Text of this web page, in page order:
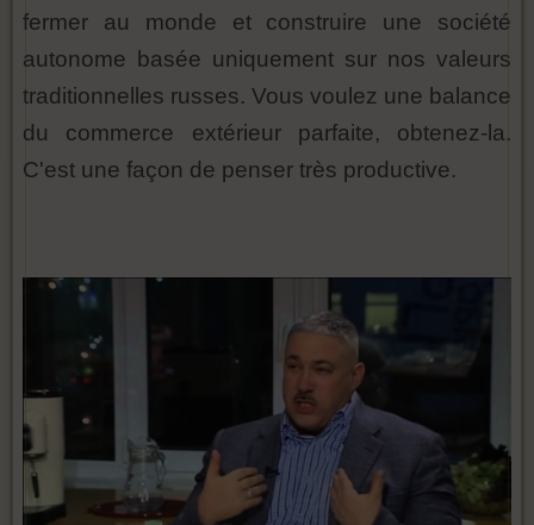
fermer au monde et construire une société
autonome basée uniquement sur nos valeurs
traditionnelles russes. Vous voulez une balance
du commerce extérieur parfaite, obtenez-la.
C'est une façon de penser très productive.